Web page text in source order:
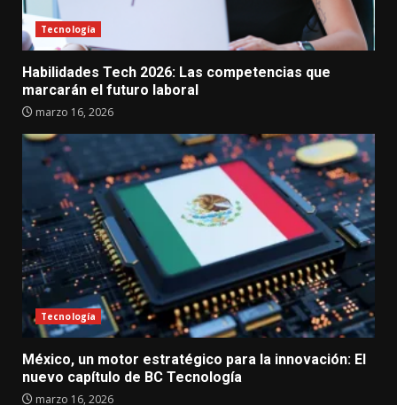
Tecnología
Habilidades Tech 2026: Las competencias que
marcarán el futuro laboral
marzo 16, 2026
Tecnología
México, un motor estratégico para la innovación: El
nuevo capítulo de BC Tecnología
marzo 16, 2026